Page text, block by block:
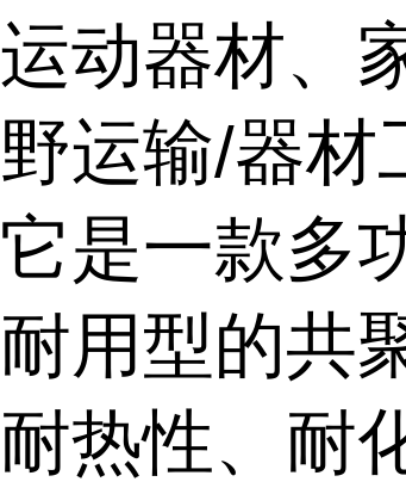
运动器材、
野运输/器材
它是一款多
耐用型的共
耐热性、耐